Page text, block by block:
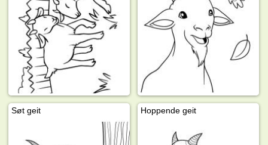
Søt geit Hoppende geit